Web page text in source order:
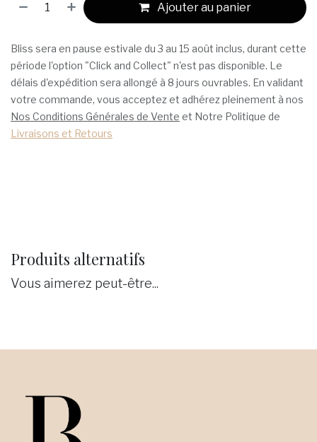
Ajouter au panier
Bliss sera en pause estivale du 3 au 15 août inclus, durant cette
période l'option "Click and Collect" n'est pas disponible. Le
délais d'expédition sera allongé à 8 jours ouvrables. En validant
votre commande, vous acceptez et adhérez pleinement à nos
Nos Conditions Générales de Vente et Notre Politique de
Livraisons et Retours
Produits alternatifs
Vous aimerez peut-être...